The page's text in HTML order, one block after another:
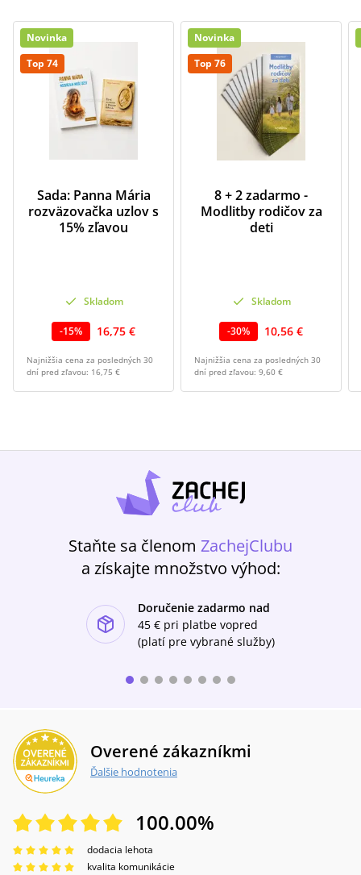
Novinka
Top 74
Sada: Panna Mária
rozväzovačka uzlov s
15% zľavou
Skladom
-15% 16,75 €
Najnižšia cena za posledných 30
dní pred zľavou: 16,75 €
Novinka
Top 76
8 + 2 zadarmo -
Modlitby rodičov za
deti
Skladom
-30% 10,56 €
Najnižšia cena za posledných 30
dní pred zľavou: 9,60 €
Staňte sa členom ZachejClubu
a získajte množstvo výhod:
Doručenie zadarmo nad
45 € pri platbe vopred
(platí pre vybrané služby)
Overené zákazníkmi
Ďalšie hodnotenia
100.00%
dodacia lehota
kvalita komunikácie